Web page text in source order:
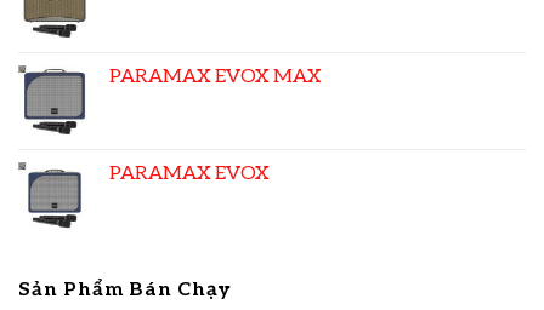
PARAMAX EVOX MAX
PARAMAX EVOX
Sản Phẩm Bán Chạy